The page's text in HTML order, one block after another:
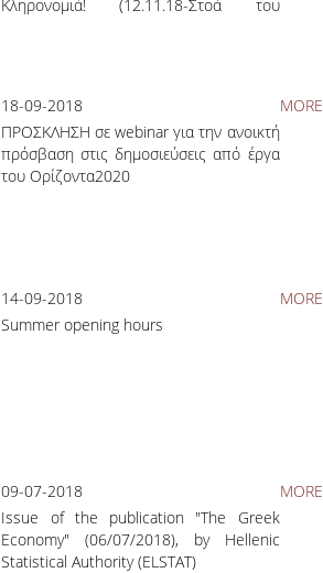
Κληρονομιά! (12.11.18-Στοά του
18-09-2018
ΠΡΟΣΚΛΗΣΗ σε webinar για την ανοικτή
πρόσβαση στις δημοσιεύσεις από έργα
του Ορίζοντα2020
MORE
14-09-2018
Summer opening hours
MORE
09-07-2018
Issue of the publication "The Greek
Economy" (06/07/2018), by Hellenic
Statistical Authority (ELSTAT)
MORE